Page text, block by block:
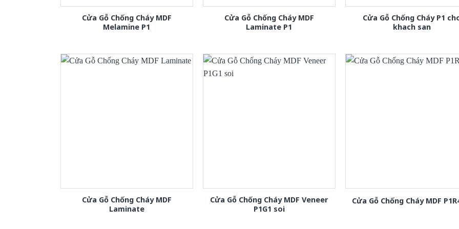
Cửa Gỗ Chống Cháy MDF
Melamine P1
Cửa Gỗ Chống Cháy MDF
Laminate P1
Cửa Gỗ Chống Cháy P1
khach san
Cửa Gỗ Chống Cháy MDF
Laminate
Cửa Gỗ Chống Cháy MDF Veneer
P1G1 soi
Cửa Gỗ Chống Cháy MDF